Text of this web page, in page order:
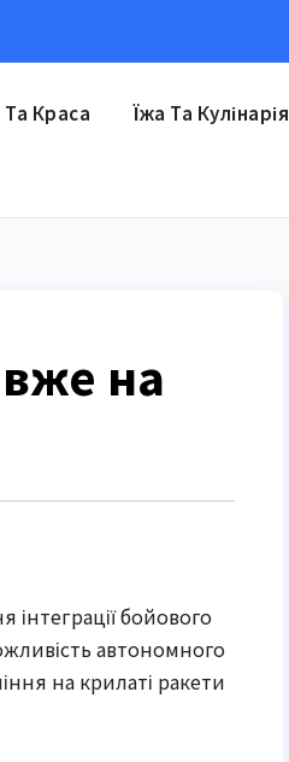
Краса Їжа Та Кулінарія
на
бойового
автономного
на крилаті ракети